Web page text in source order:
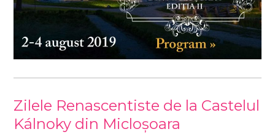
Zilele Renascentiste de la Castelul
Kálnoky din Micloșoara